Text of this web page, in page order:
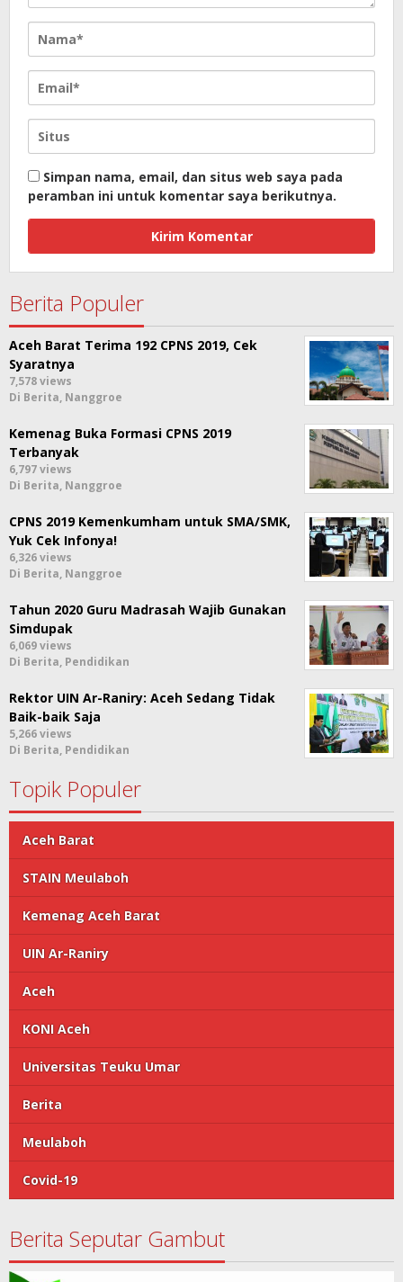
Simpan nama, email, dan situs web saya pada
peramban ini untuk komentar saya berikutnya.
Berita Populer
Aceh Barat Terima 192 CPNS 2019, Cek
Syaratnya
7,578 views
Di Berita, Nanggroe
Kemenag Buka Formasi CPNS 2019
Terbanyak
6,797 views
Di Berita, Nanggroe
CPNS 2019 Kemenkumham untuk SMA/SMK,
Yuk Cek Infonya!
6,326 views
Di Berita, Nanggroe
Tahun 2020 Guru Madrasah Wajib Gunakan
Simdupak
6,069 views
Di Berita, Pendidikan
Rektor UIN Ar-Raniry: Aceh Sedang Tidak
Baik-baik Saja
5,266 views
Di Berita, Pendidikan
Topik Populer
Aceh Barat
STAIN Meulaboh
Kemenag Aceh Barat
UIN Ar-Raniry
Aceh
KONI Aceh
Universitas Teuku Umar
Berita
Meulaboh
Covid-19
Berita Seputar Gambut